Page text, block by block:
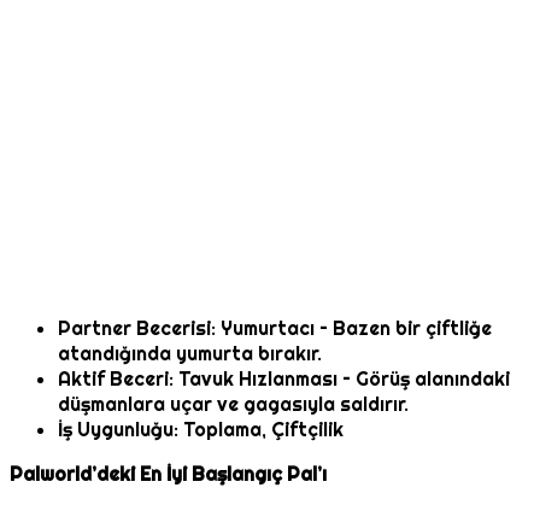
Partner Becerisi: Yumurtacı – Bazen bir çiftliğe
atandığında yumurta bırakır.
Aktif Beceri: Tavuk Hızlanması – Görüş alanındaki
düşmanlara uçar ve gagasıyla saldırır.
İş Uygunluğu: Toplama, Çiftçilik
Palworld’deki En İyi Başlangıç Pal’ı